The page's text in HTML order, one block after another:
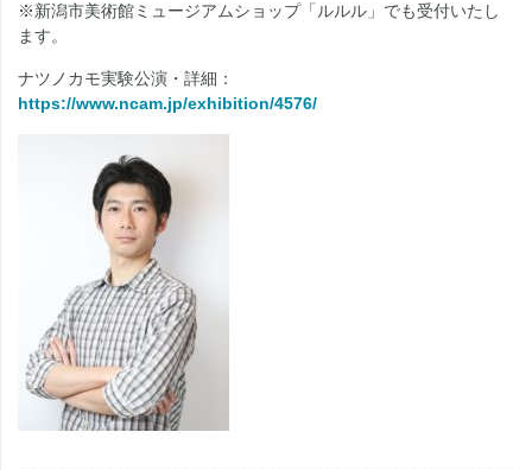
※新潟市美術館ミュージアムショップ「ルルル」でも受付いたし
ます。
ナツノカモ実験公演・詳細：
https://www.ncam.jp/exhibition/4576/